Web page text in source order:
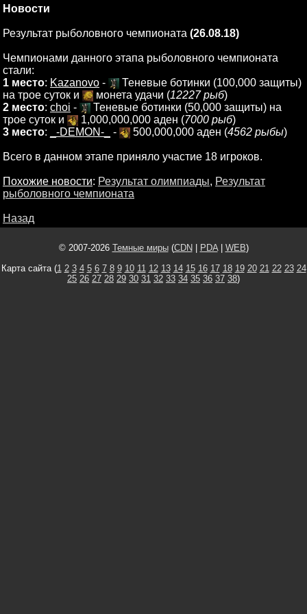
Новости
Результат рыболовного чемпионата (26.08.18)
Чемпионами данного этапа рыболовного чемпионата
стали:
1 место: Kazanovo -
Теневые ботинки (100,000 защиты)
на трое суток и
монета удачи (12227 рыб)
2 место: choi -
Теневые ботинки (50,000 защиты) на
трое суток и
1,000,000,000 аден (7000 рыб)
3 место: _-DEMON-_ - 500,000,000 аден (4562 рыбы)
Всего в данном этапе приняло участие 18 игроков.
Похожие новости: Результат олимпиады, Результат
рыболовного чемпионата
Назад
© 2007-2026 Темные миры(CDN PDA| WEB)
Карта сайта (1 2 3 4 5 6 7 8 9 10 11 12 13 14 15 16 17 18 19 20 21 22 23 24
25 26 27 28 29 30 31 32 33 34 35 36 37 38)